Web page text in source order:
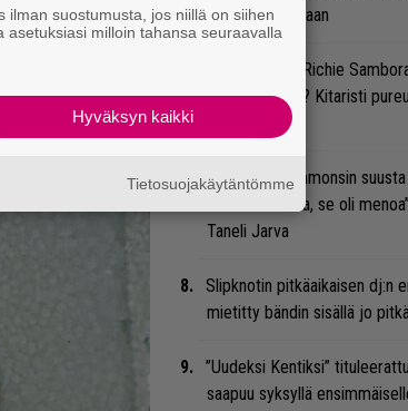
Dirkschneideriaan
Miten sujuvat Richie
Jovi -hommat? Kitaristi
vanhaan hittiin
”Kun Gene Simmonsin
verioksennusta, se oli
Taneli Jarva
Slipknotin pitkäaikaisen dj:n
mietitty bändin sisällä jo
”Uudeksi Kentiksi”
saapuu syksyllä
ilman suostumusta, jos niillä on siihen
milloin tahansa seuraavalla
Hyväksyn kaikki
Tietosuojakäytäntömme